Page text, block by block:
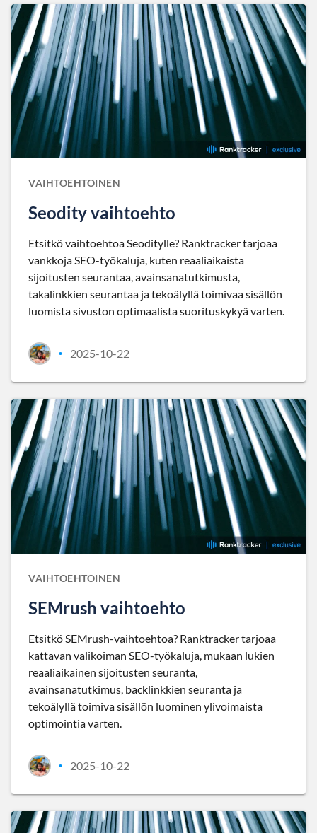
VAIHTOEHTOINEN
Seodity vaihtoehto
Etsitkö vaihtoehtoa Seoditylle? Ranktracker tarjoaa
vankkoja SEO-työkaluja, kuten reaaliaikaista
sijoitusten seurantaa, avainsanatutkimusta,
takalinkkien seurantaa ja tekoälyllä toimivaa sisällön
luomista sivuston optimaalista suorituskykyä varten.
• 2025-10-22
VAIHTOEHTOINEN
SEMrush vaihtoehto
Etsitkö SEMrush-vaihtoehtoa? Ranktracker tarjoaa
kattavan valikoiman SEO-työkaluja, mukaan lukien
reaaliaikainen sijoitusten seuranta,
avainsanatutkimus, backlinkkien seuranta ja
tekoälyllä toimiva sisällön luominen ylivoimaista
optimointia varten.
• 2025-10-22